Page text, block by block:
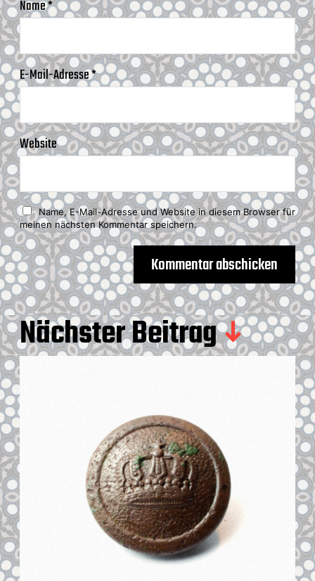
Name*
E-Mail-Adresse*
Website
Name, E-Mail-Adresse und Website in diesem Browser für
meinen nächsten Kommentar speichern.
Nächster Beitrag